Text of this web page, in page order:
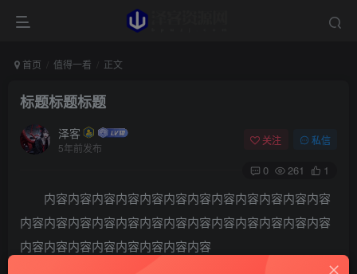
首页 值得一看 正文
标题标题标题
泽客
5年前发布
关注 私信
0 261 1
内容内容内容内容内容内容内容内容内容内容内容内容
内容内容内容内容内容内容内容内容内容内容内容内容内容
内容内容内容内容内容内容内容内容